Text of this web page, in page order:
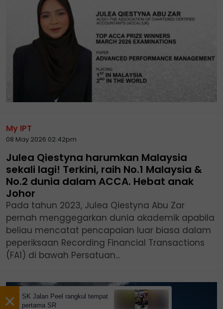
My IPT
08 May 2026 02:42pm
Julea Qiestyna harumkan Malaysia
sekali lagi! Terkini, raih No.1 Malaysia &
No.2 dunia dalam ACCA. Hebat anak
Johor
Pada tahun 2023, Julea Qiestyna Abu Zar
pernah menggegarkan dunia akademik apabila
beliau mencatat pencapaian luar biasa dalam
peperiksaan Recording Financial Transactions
(FA1) di bawah Persatuan...
×
SK Jalan Peel rangkul tempat
pertama SR